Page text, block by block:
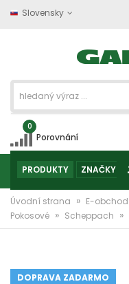
Slovensky
0
Porovnání
PRODUKTY ZNAČKY
Úvodní strana » E-obchod
Pokosové » Scheppach »
DOPRAVA ZADARMO